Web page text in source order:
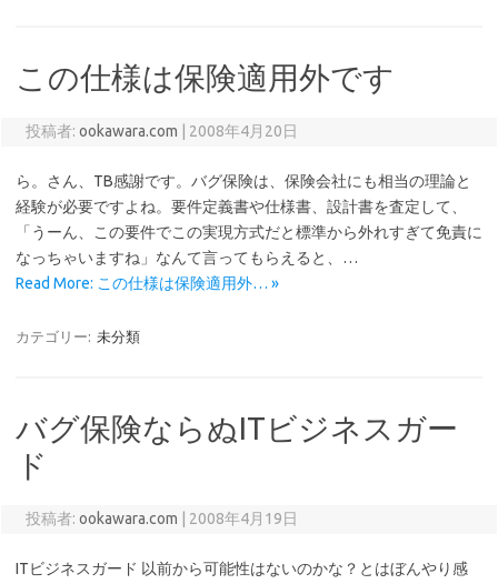
この仕様は保険適用外です
投稿者: ookawara.com 2008年4月20日
ら。さん、TB感謝です。バグ保険は、保険会社にも相当の理論と
経験が必要ですよね。要件定義書や仕様書、設計書を査定して、
「うーん、この要件でこの実現方式だと標準から外れすぎて免責に
なっちゃいますね」なんて言ってもらえると、…
Read More: この仕様は保険適用外… »
カテゴリー: 未分類
バグ保険ならぬITビジネスガー
ド
投稿者: ookawara.com 2008年4月19日
ITビジネスガード 以前から可能性はないのかな？とはぼんやり感